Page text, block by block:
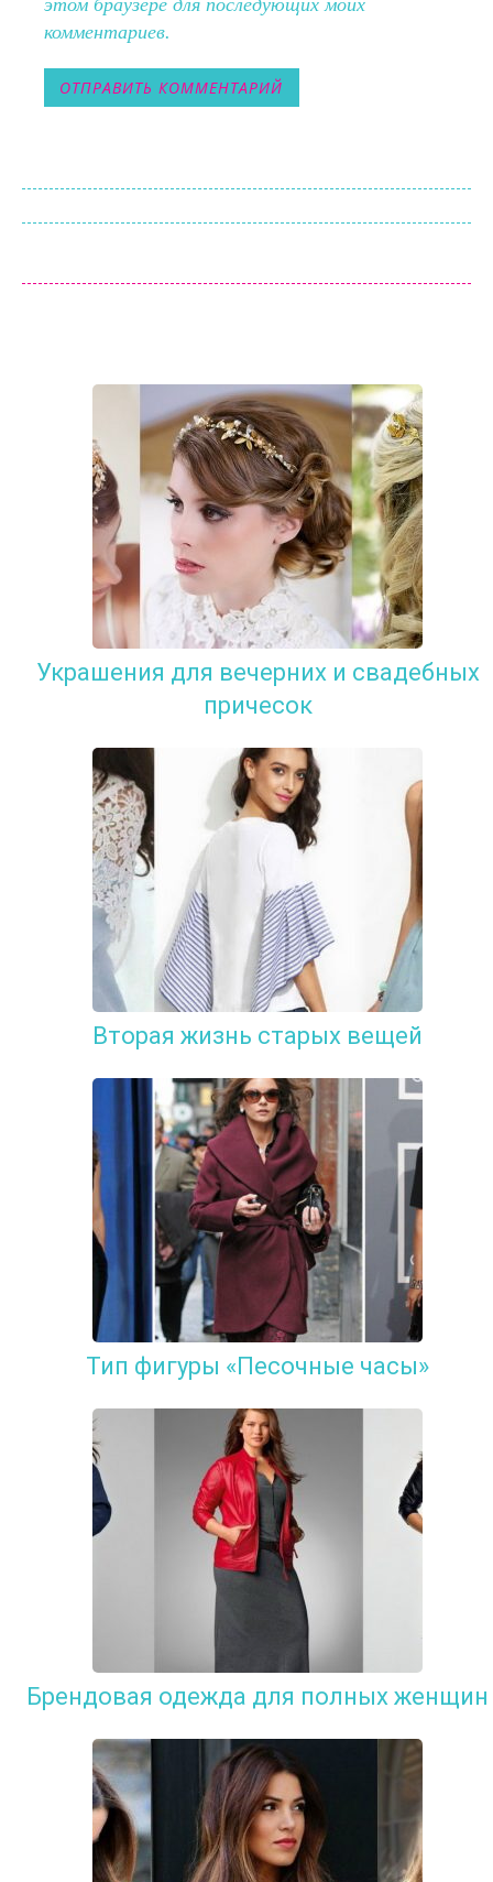
комментариев.
Украшения для вечерних и свадебных
причесок
Вторая жизнь старых вещей
Тип фигуры «Песочные часы»
Брендовая одежда для полных женщин